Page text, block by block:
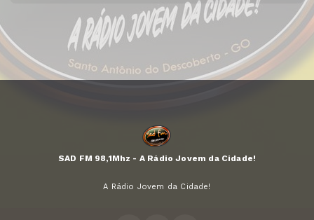
SAD FM 98,1Mhz - A Rádio Jovem da Cidade!
A Rádio Jovem da Cidade!